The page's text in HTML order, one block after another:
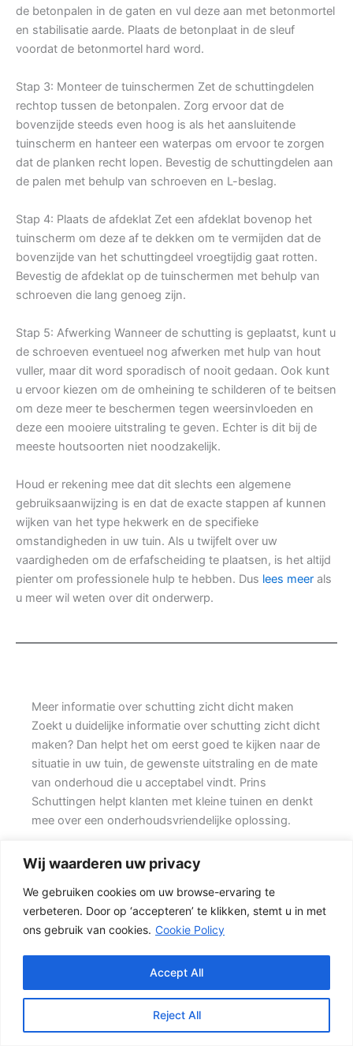
Wij waarderen uw privacy
We gebruiken cookies om uw browse-ervaring te
verbeteren. Door op ‘accepteren’ te klikken, stemt u in met
ons gebruik van cookies. Cookie Policy
Reject All
Accept All
de betonpalen in de gaten en vul deze aan met betonmortel
en stabilisatie aarde. Plaats de betonplaat in de sleuf
voordat de betonmortel hard word.
Stap 3: Monteer de tuinschermen Zet de schuttingdelen
rechtop tussen de betonpalen. Zorg ervoor dat de
bovenzijde steeds even hoog is als het aansluitende
tuinscherm en hanteer een waterpas om ervoor te zorgen
dat de planken recht lopen. Bevestig de schuttingdelen aan
de palen met behulp van schroeven en L-beslag.
Stap 4: Plaats de afdeklat Zet een afdeklat bovenop het
tuinscherm om deze af te dekken om te vermijden dat de
bovenzijde van het schuttingdeel vroegtijdig gaat rotten.
Bevestig de afdeklat op de tuinschermen met behulp van
schroeven die lang genoeg zijn.
Stap 5: Afwerking Wanneer de schutting is geplaatst, kunt u
de schroeven eventueel nog afwerken met hulp van hout
vuller, maar dit word sporadisch of nooit gedaan. Ook kunt
u ervoor kiezen om de omheining te schilderen of te beitsen
om deze meer te beschermen tegen weersinvloeden en
deze een mooiere uitstraling te geven. Echter is dit bij de
meeste houtsoorten niet noodzakelijk.
Houd er rekening mee dat dit slechts een algemene
gebruiksaanwijzing is en dat de exacte stappen af kunnen
wijken van het type hekwerk en de specifieke
omstandigheden in uw tuin. Als u twijfelt over uw
vaardigheden om de erfafscheiding te plaatsen, is het altijd
pienter om professionele hulp te hebben. Dus lees meer als
u meer wil weten over dit onderwerp.
Meer informatie over schutting zicht dicht maken
Zoekt u duidelijke informatie over schutting zicht dicht
maken? Dan helpt het om eerst goed te kijken naar de
situatie in uw tuin, de gewenste uitstraling en de mate
van onderhoud die u acceptabel vindt. Prins
Schuttingen helpt klanten met kleine tuinen en denkt
mee over een onderhoudsvriendelijke oplossing.
De juiste erfafscheiding begint met een goed plan.
Wilt u vooral privacy, dan is een dichte schutting
meestal de beste keuze. Daarom is persoonlijk advies
vaak beter dan alleen online een standaardprijs
bekijken.
Schutting kiezen op basis van uitstraling en gebruik
Een hout-beton schutting is populair omdat deze
stevig is en toch een warme uitstraling heeft. {De